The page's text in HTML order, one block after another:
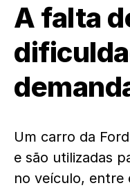
A falta
Um carro da
e são utilizadas
no veículo, entre